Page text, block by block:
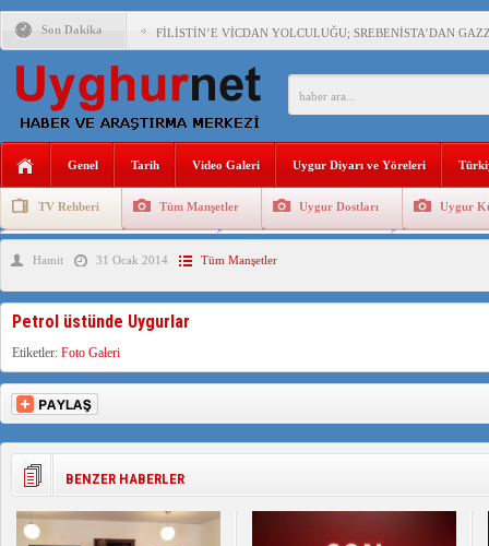
Son Dakika FİLİSTİN’E VİCDAN YOLCULUĞU; SREBENİSTA’DAN
ÇİN’İN “GÜVENLİK”SÖYLEMİ İLE DOĞU TÜRKİSTAN’DA
PAKİSTAN,AFGANİSTAN’DA YAŞAYAN UYGURLARA
ANAHTAR PARTİ GENEL BAŞKANI AĞIRALİOĞLU :
ÇİN’İN DOĞU TÜRKİSTAN’DAKİ UYGULAMALARI
150 YILDIR KAYNAYAN YARAMIZ : ÇİN İŞGALİNDEKİ
Genel Tarih Video Galeri Uygur Diyarı ve Yöreleri
TV Rehberi Tüm Manşetler Uygur Dostları Uygur
Uygurlarda Düğün ve Cenaze
Hamit 31 Ocak 2014 Tüm Manşetler
Petrol üstünde Uygurlar
Etiketler: Foto Galeri
BENZER HABERLER